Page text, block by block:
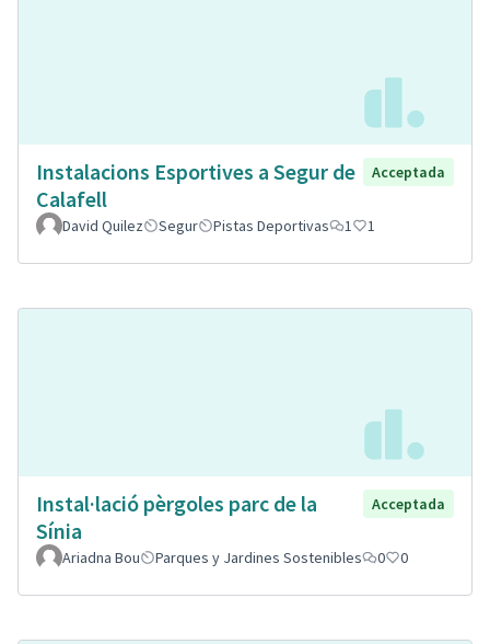
Instalacions Esportives a Segur de
Calafell
Acceptada
David Quilez Segur Pistas Deportivas 1 1
Instal·lació pèrgoles parc de la
Sínia
Acceptada
Ariadna Bou Parques y Jardines Sostenibles 0 0